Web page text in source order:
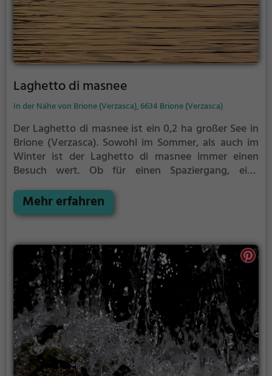
Laghetto di masnee
In der Nähe von Brione (Verzasca), 6634 Brione (Verzasca)
Der Laghetto di masnee ist ein 0,2 ha großer See in
Brione (Verzasca). Sowohl im Sommer, als auch im
Winter ist der Laghetto di masnee immer einen
Besuch wert. Ob für einen Spaziergang, eine
der Laghetto di masnee bietet zahlreiche
Möglichkeiten für Freizeitaktivitäten.
Mehr erfahren